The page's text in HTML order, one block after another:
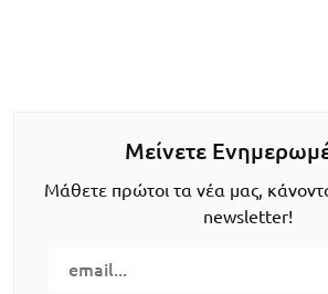
Μείνετε
Μάθετε πρώτοι τα νέα μας,
newsletter!